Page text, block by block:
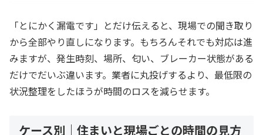
「とにかく漏電です」とだけ伝えると、現場での聞き取り
から全部やり直しになります。もちろんそれでも対応は進
みますが、発生時刻、場所、匂い、ブレーカー状態がある
だけでだいぶ違います。業者に丸投げするより、最低限の
状況整理をしたほうが時間のロスを減らせます。
ケース別｜住まいと現場ごとの時間の見方